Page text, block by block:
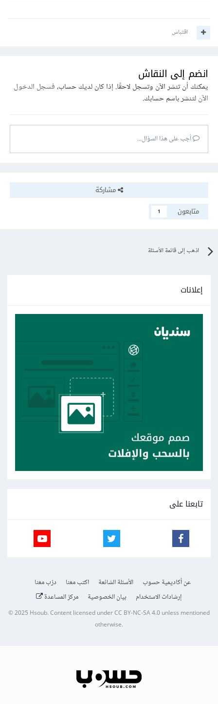
اقتباس
انضم إلى النقاش
يمكنك أن تنشر الآن وتسجل لاحقًا. إذا كان لديك حساب،فسجل الدخول
الآنلتنشر باسم حسابك.
أجب على هذا السؤال...
مشاركة
متابعون
1
اذهب إلى قائمة الأسئلة
إعلانات
تابعنا على
عن أكاديمية حسوب الأسئلة الشائعة اكتب معنا
درّب معنا
إرشادات الاستخدام
بيان الخصوصية مركز المساعدة
© 2025Hsoub.Content licensed underCC BY-NC-SA 4.0unless mentioned
otherwise.